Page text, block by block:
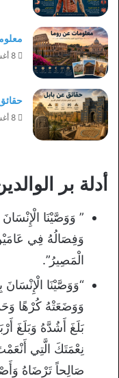
8 أغسطس، 2026
8 أغسطس، 2026
أدلة بر
” وَوَصَّيْنَا
وَفِصَالُهُ فِي
الْمَصِيرُ”.
“وَوَصَّيْنَا الْإِنْسَانَ
وَوَضَعَتْهُ كُرْهًا
بَلَغَ أَشُدَّهُ وَبَلَغَ
نِعْمَتَكَ الَّتِي
صَالِحاً تَرْضَاهُ